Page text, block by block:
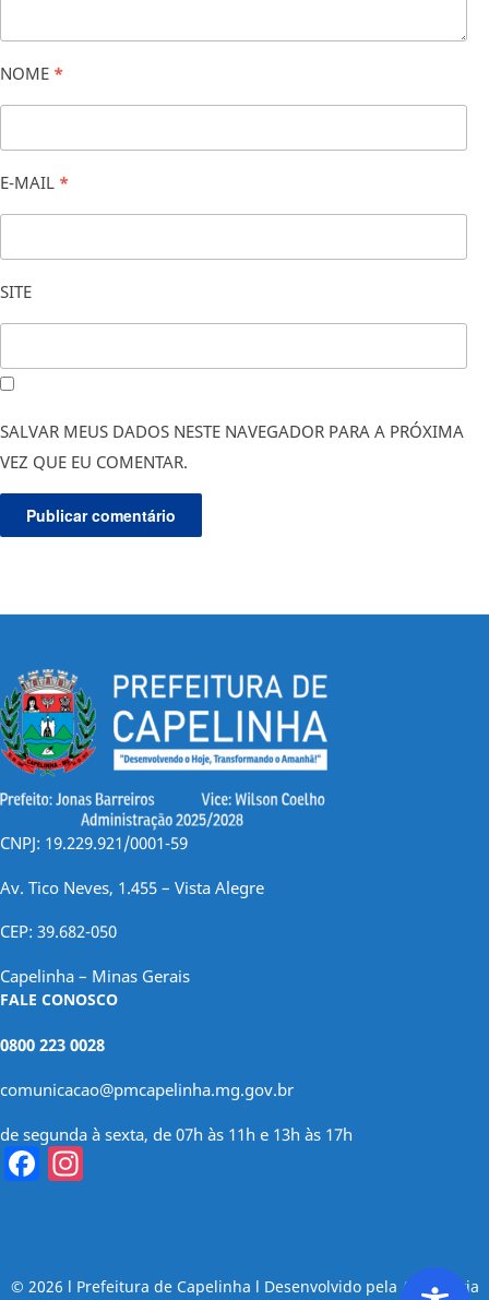
NOME *
E-MAIL *
SITE
SALVAR MEUS DADOS NESTE NAVEGADOR PARA A PRÓXIMA
VEZ QUE EU COMENTAR.
CNPJ: 19.229.921/0001-59
Av. Tico Neves, 1.455 – Vista Alegre
CEP: 39.682-050
Capelinha – Minas Gerais
FALE CONOSCO
0800 223 0028
comunicacao@pmcapelinha.mg.gov.br
de segunda à sexta, de 07h às 11h e 13h às 17h
Facebook
© 2026 l Prefeitura de Capelinha l Desenvolvido pela Assessoria